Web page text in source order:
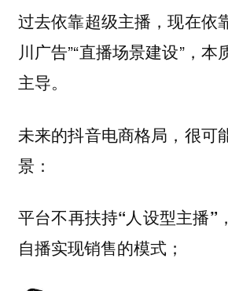
过去依靠超级主播，现在依
川广告”“直播场景建设”，
主导。
未来的抖音电商格局，很可
景：
平台不再扶持“人设型主播”
自播实现销售的模式；